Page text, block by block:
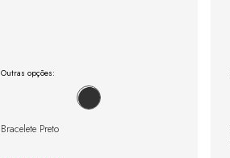
Outras opções:
Bracelete Preto